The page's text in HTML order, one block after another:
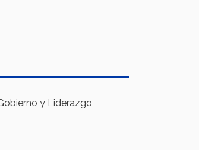
y Liderazgo,